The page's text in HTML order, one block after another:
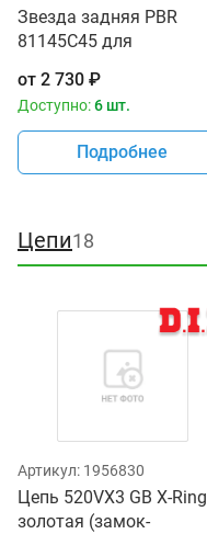
Звезда задняя PBR
81145C45 для
от 2 730 ₽
Доступно:6 шт.
Подробнее
Цепи18
Артикул: 1956830
Цепь 520VX3 GB X-Ring
золотая (замок-